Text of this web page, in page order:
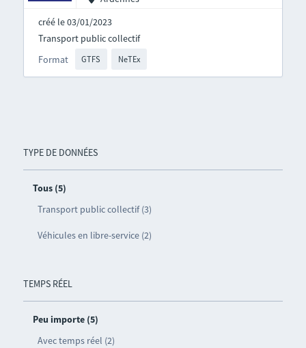
TYPE DE DONNÉES
Tous (5)
Transport public collectif (3)
Véhicules en libre-service (2)
TEMPS RÉEL
Peu importe (5)
Avec temps réel (2)
créé le 03/01/2023
Format GTFS NeTEx
Transport public collectif